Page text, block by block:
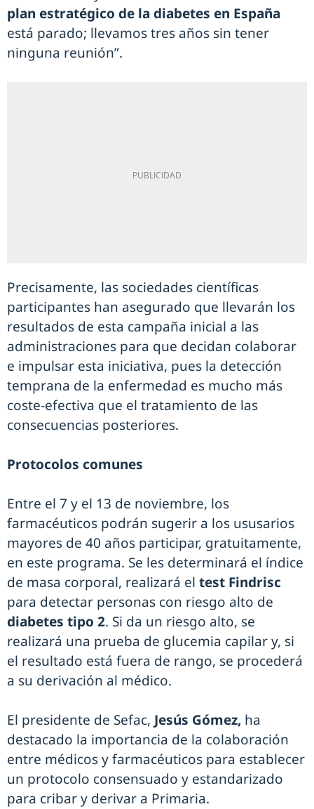
plan estratégico de la diabetes en España
está parado; llevamos tres años sin tener
ninguna reunión”.
Precisamente, las sociedades científicas
participantes han asegurado que llevarán los
resultados de esta campaña inicial a las
administraciones para que decidan colaborar
e impulsar esta iniciativa, pues la detección
temprana de la enfermedad es mucho más
coste-efectiva que el tratamiento de las
consecuencias posteriores.
Protocolos comunes
Entre el 7 y el 13 de noviembre, los
farmacéuticos podrán sugerir a los ususarios
mayores de 40 años participar, gratuitamente,
en este programa. Se les determinará el índice
de masa corporal, realizará el test Findrisc
para detectar personas con riesgo alto de
diabetes tipo 2. Si da un riesgo alto, se
realizará una prueba de glucemia capilar y, si
el resultado está fuera de rango, se procederá
a su derivación al médico.
El presidente de Sefac, Jesús Gómez, ha
destacado la importancia de la colaboración
entre médicos y farmacéuticos para establecer
un protocolo consensuado y estandarizado
para cribar y derivar a Primaria.